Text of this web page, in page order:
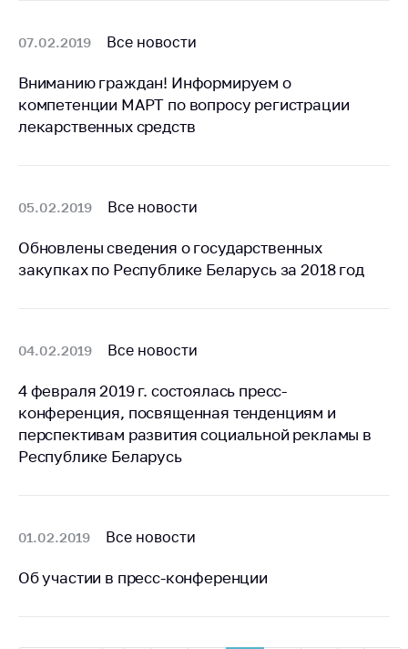
07.02.2019 Все новости
Вниманию граждан! Информируем о
компетенции МАРТ по вопросу регистрации
лекарственных средств
05.02.2019 Все новости
Обновлены сведения о государственных
закупках по Республике Беларусь за 2018 год
04.02.2019 Все новости
4 февраля 2019 г. состоялась пресс-
конференция, посвященная тенденциям и
перспективам развития социальной рекламы в
Республике Беларусь
01.02.2019 Все новости
Об участии в пресс-конференции